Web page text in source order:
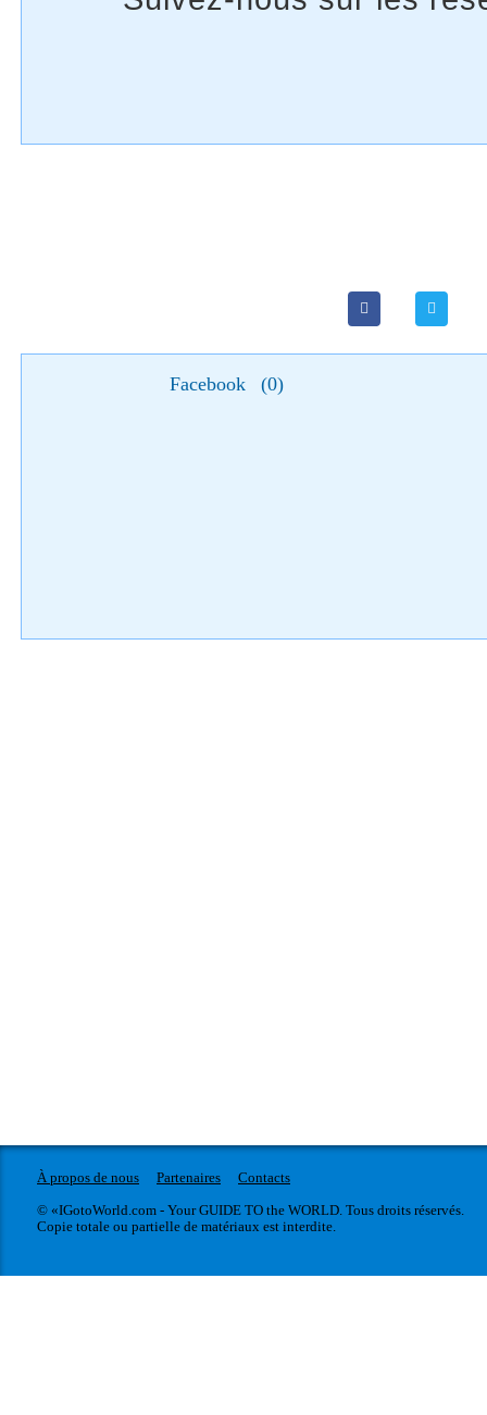
Facebook (0)
À propos de nous Partenaires
Contacts
© «IGotoWorld.com - Your GUIDE TO the WORLD. Tous droits réservés.
Copie totale ou partielle de matériaux est interdite.